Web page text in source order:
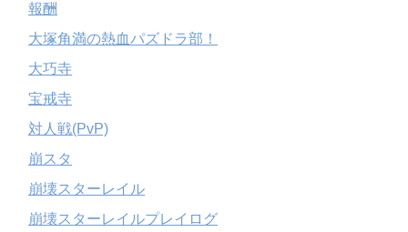
報酬
大塚角満の熱血パズドラ部！
大巧寺
宝戒寺
対人戦(PvP)
崩スタ
崩壊スターレイル
崩壊スターレイルプレイログ